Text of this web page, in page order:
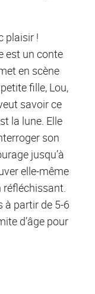
plaisir !
est un conte
en scène
fille, Lou,
savoir ce
la lune. Elle
son
jusqu’à
elle-même
réfléchissant.
à partir de 5-6
d’âge pour